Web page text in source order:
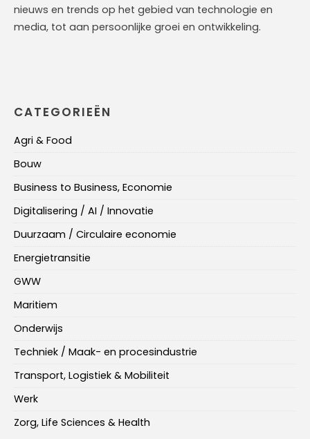
nieuws en trends op het gebied van technologie en
media, tot aan persoonlijke groei en ontwikkeling.
CATEGORIEËN
Agri & Food
Bouw
Business to Business, Economie
Digitalisering / AI / Innovatie
Duurzaam / Circulaire economie
Energietransitie
GWW
Maritiem
Onderwijs
Techniek / Maak- en procesindustrie
Transport, Logistiek & Mobiliteit
Werk
Zorg, Life Sciences & Health